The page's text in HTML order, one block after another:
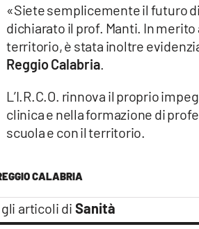
Vai
CALABRIA
articoli di Sanità
«Siete semplicemente il futuro
dichiarato il prof. Manti. In
territorio, è stata inoltre
Reggio Calabria
L’I.R.C.O. rinnova il proprio
clinica e nella formazione di
scuola e con il territorio.